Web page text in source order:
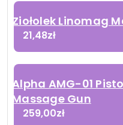
Ziołolek Linomag
21,48zł
Alpha AMG-01
Massage Gun
259,00zł